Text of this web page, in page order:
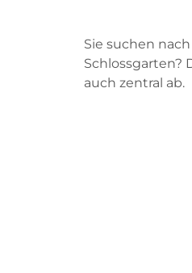
Sie suchen
Schlossgarten?
auch zentral ab.